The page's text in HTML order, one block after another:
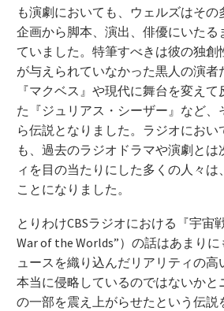
も演劇においても、ウェルズはその
企画から脚本、演出、俳優にいたる
ていました。特筆すべきは彼の独創
が与えられていなかった黒人の演者
『マクベス』や現代に舞台を変え
た『ジュリアス・シーザー』など、
ら伝説となりました。ラジオにおい
も、過去のラジオドラマや演劇と
ィを目の当たりにした多くの人々は
ことになりました。
とりわけCBSラジオにおける『宇宙
War of the Worlds”）の話はあまり
ュースを織り込んだリアリティの
本当に侵略しているのではないかと
の一部を震え上がらせたという伝説